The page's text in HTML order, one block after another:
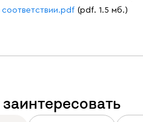
(pdf. 1.5 мб.)